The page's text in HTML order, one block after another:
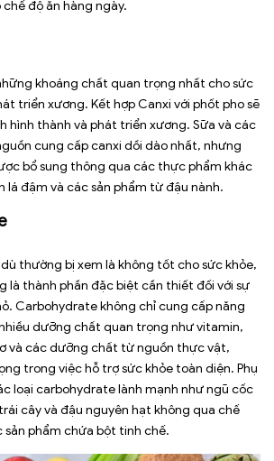
độ ăn hàng ngày.
khoáng chất quan trọng nhất cho sức
triển xương. Kết hợp Canxi với phốt pho sẽ
hình thành và phát triển xương. Sữa và các
cung cấp canxi dồi dào nhất, nhưng
bổ sung thông qua các thực phẩm khác
lá đậm và các sản phẩm từ đậu nành.
thường bị xem là không tốt cho sức khỏe,
là thành phần đặc biệt cần thiết đối với sự
Carbohydrate không chỉ cung cấp năng
dưỡng chất quan trọng như vitamin,
và các dưỡng chất từ nguồn thực vật,
trong việc hỗ trợ sức khỏe toàn diện. Phụ
loại carbohydrate lành mạnh như ngũ cốc
cây và đậu nguyên hạt không qua chế
sản phẩm chứa bột tinh chế.